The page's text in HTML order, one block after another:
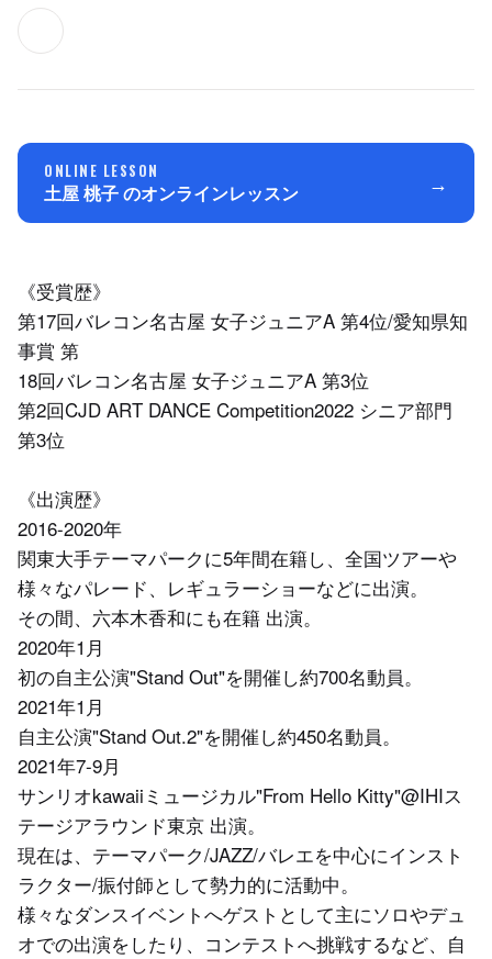
ONLINE LESSON
土屋 桃子 のオンラインレッスン →
《受賞歴》
第17回バレコン名古屋 女子ジュニアA 第4位/愛知県知
事賞 第
18回バレコン名古屋 女子ジュニアA 第3位
第2回CJD ART DANCE Competition2022 シニア部門
第3位
《出演歴》
2016-2020年
関東大手テーマパークに5年間在籍し、全国ツアーや
様々なパレード、レギュラーショーなどに出演。
その間、六本木香和にも在籍 出演。
2020年1月
初の自主公演"Stand Out"を開催し約700名動員。
2021年1月
自主公演"Stand Out.2"を開催し約450名動員。
2021年7-9月
サンリオkawaiiミュージカル"From Hello Kitty"@IHIス
テージアラウンド東京 出演。
現在は、テーマパーク/JAZZ/バレエを中心にインスト
ラクター/振付師として勢力的に活動中。
様々なダンスイベントへゲストとして主にソロやデュ
オでの出演をしたり、コンテストへ挑戦するなど、自